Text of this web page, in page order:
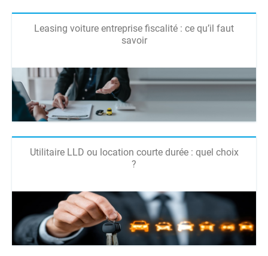
Leasing voiture entreprise fiscalité : ce qu’il faut
savoir
Utilitaire LLD ou location courte durée : quel choix
?